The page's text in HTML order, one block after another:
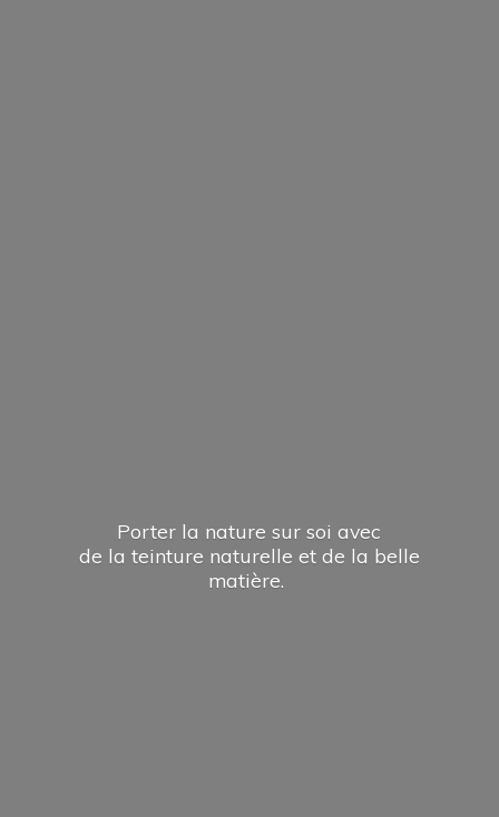
Porter la nature sur soi avec
de la teinture naturelle et de la belle
matière.